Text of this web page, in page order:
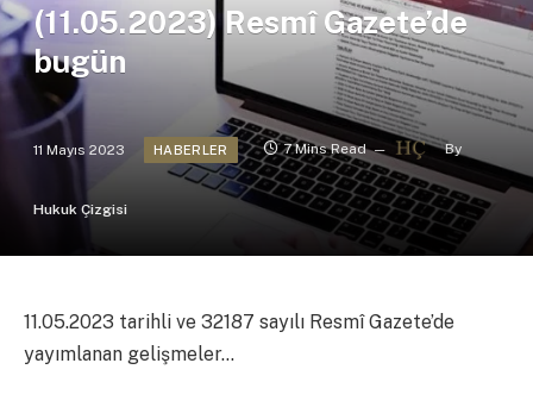
(11.05.2023) Resmî Gazete’de
bugün
11 Mayıs 2023 HABERLER 7 Mins Read By
Hukuk Çizgisi
11.05.2023 tarihli ve 32187 sayılı Resmî Gazete’de
yayımlanan gelişmeler…